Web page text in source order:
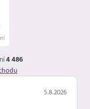
4 486
5.8.2026